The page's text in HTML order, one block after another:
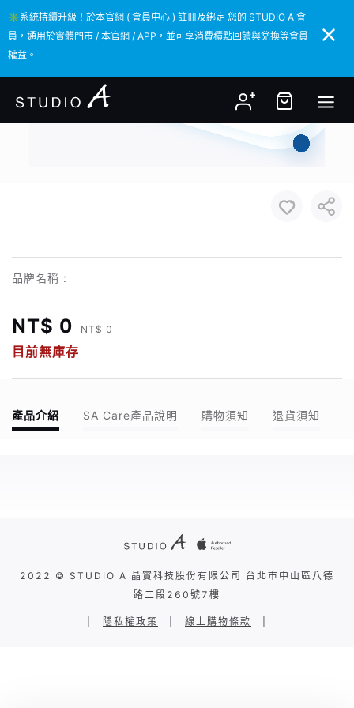
✳️系統持續升級！於本官網 ( 會員中心 ) 註冊及綁定 您的 STUDIO A 會
員，通用於實體門市 / 本官網 / APP，並可享消費積點回饋與兌換等會員
權益。
✳️系統持續升級！於本官網 ( 會員中心 ) 註冊及綁定 您的 STUDIO A 會
員，通用於實體門市 / 本官網 / APP，並可享消費積點回饋與兌換等會員
權益。
品牌名稱 :
NT$ 0 NT$ 0
目前無庫存
產品介紹 SA Care產品說明 購物須知 退貨須知
2022 © STUDIO A 晶實科技股份有限公司 台北市中山區八德
路二段260號7樓
隱私權政策 線上購物條款